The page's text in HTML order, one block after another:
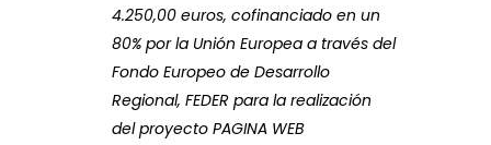
4.250,00 euros, cofinanciado en un
80% por la Unión Europea a través del
Fondo Europeo de Desarrollo
Regional, FEDER para la realización
del proyecto PAGINA WEB